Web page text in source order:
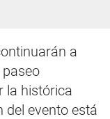
a
la histórica
del evento está